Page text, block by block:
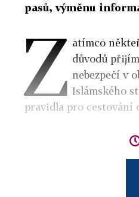
pasů, výměnu
Z atímco
důvodů
nebezpečí v
Islámského
pravidla pro cestování